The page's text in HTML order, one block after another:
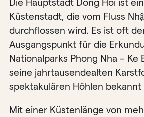
Die Hauptstadt Dong Hoi ist
Küstenstadt, die vom Fluss
durchflossen wird. Es ist oft
Ausgangspunkt für die
Nationalparks Phong Nha – Ke
seine jahrtausendealten
spektakulären Höhlen bekannt
Mit einer Küstenlänge von